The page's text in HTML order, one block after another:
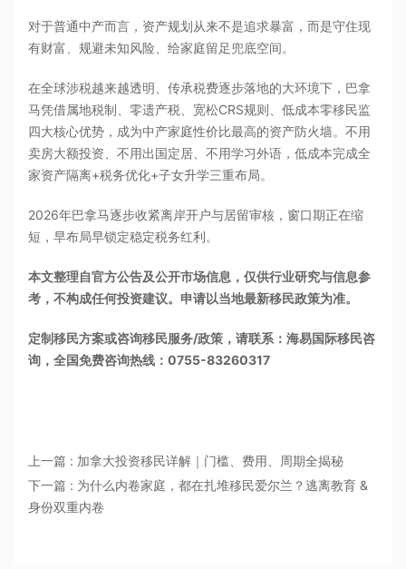
对于普通中产而言，资产规划从来不是追求暴富，而是守住现
有财富、规避未知风险、给家庭留足兜底空间。
在全球涉税越来越透明、传承税费逐步落地的大环境下，巴拿
马凭借属地税制、零遗产税、宽松CRS规则、低成本零移民监
四大核心优势，成为中产家庭性价比最高的资产防火墙。不用
卖房大额投资、不用出国定居、不用学习外语，低成本完成全
家资产隔离+税务优化+子女升学三重布局。
2026年巴拿马逐步收紧离岸开户与居留审核，窗口期正在缩
短，早布局早锁定稳定税务红利。
本文整理自官方公告及公开市场信息，仅供行业研究与信息参
考，不构成任何投资建议。申请以当地最新移民政策为准。
定制移民方案或咨询移民服务/政策，请联系：海易国际移民咨
询，全国免费咨询热线：0755-83260317
上一篇 : 加拿大投资移民详解｜门槛、费用、周期全揭秘
下一篇 : 为什么内卷家庭，都在扎堆移民爱尔兰？逃离教育 &
身份双重内卷